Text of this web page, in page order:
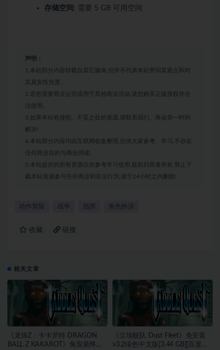
存储空间: 需要 5 GB 可用空间
声明：
1.本站部分内容转载自其它媒体,但并不代表本站赞同其观点和对
其真实性负责。
2.若您需要商业运营或用于其他商业活动,请您购买正版授权并合
法使用。
3.如果本站有侵犯、不妥之处的资源,请联系我们。将会第一时间
解决!
4.本站部分内容均由互联网收集整理,仅供大家参考、学习,不存在
任何商业目的与商业用途。
5.本站提供的所有资源仅供参考学习使用,版权归原著所有,禁止下
载本站资源参与任何商业和非法行为,请于24小时之内删除!
动作冒险 战争 指挥 角色扮演
收藏 链接
相关文章
《龙珠Z：卡卡罗特 DRAGON
BALL Z KAKAROT》免安装终极
《尘埃舰队 Dust Fleet》免安装
v3.2绿色中文版[3.44 GB][百度网